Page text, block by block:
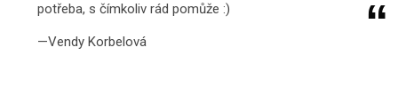
potřeba, s čímkoliv rád pomůže :)
Vendy Korbelová